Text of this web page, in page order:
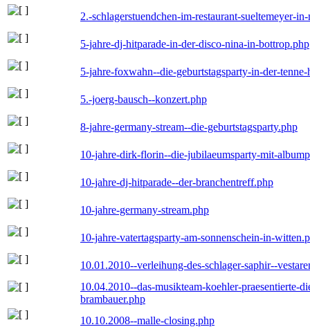
2.-schlagerstuendchen-im-restaurant-sueltemeyer-
5-jahre-dj-hitparade-in-der-disco-nina-in-bottrop.php
5-jahre-foxwahn--die-geburtstagsparty-in-der-tenne-
5.-joerg-bausch--konzert.php
8-jahre-germany-stream--die-geburtstagsparty.php
10-jahre-dirk-florin--die-jubilaeumsparty-mit-
10-jahre-dj-hitparade--der-branchentreff.php
10-jahre-germany-stream.php
10-jahre-vatertagsparty-am-sonnenschein-in-
10.01.2010--verleihung-des-schlager-saphir--
10.04.2010--das-musikteam-koehler-praesentierte-
brambauer.php
10.10.2008--malle-closing.php